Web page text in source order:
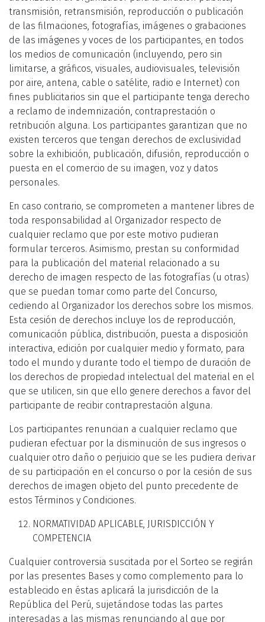
transmisión, retransmisión, reproducción o publicación
de las filmaciones, fotografías, imágenes o grabaciones
de las imágenes y voces de los participantes, en todos
los medios de comunicación (incluyendo, pero sin
limitarse, a gráficos, visuales, audiovisuales, televisión
por aire, antena, cable o satélite, radio e Internet) con
fines publicitarios sin que el participante tenga derecho
a reclamo de indemnización, contraprestación o
retribución alguna. Los participantes garantizan que no
existen terceros que tengan derechos de exclusividad
sobre la exhibición, publicación, difusión, reproducción o
puesta en el comercio de su imagen, voz y datos
personales.
En caso contrario, se comprometen a mantener libres de
toda responsabilidad al Organizador respecto de
cualquier reclamo que por este motivo pudieran
formular terceros. Asimismo, prestan su conformidad
para la publicación del material relacionado a su
derecho de imagen respecto de las fotografías (u otras)
que se puedan tomar como parte del Concurso,
cediendo al Organizador los derechos sobre los mismos.
Esta cesión de derechos incluye los de reproducción,
comunicación pública, distribución, puesta a disposición
interactiva, edición por cualquier medio y formato, para
todo el mundo y durante todo el tiempo de duración de
los derechos de propiedad intelectual del material en el
que se utilicen, sin que ello genere derechos a favor del
participante de recibir contraprestación alguna.
Los participantes renuncian a cualquier reclamo que
pudieran efectuar por la disminución de sus ingresos o
cualquier otro daño o perjuicio que se les pudiera derivar
de su participación en el concurso o por la cesión de sus
derechos de imagen objeto del punto precedente de
estos Términos y Condiciones.
NORMATIVIDAD APLICABLE, JURISDICCIÓN Y
COMPETENCIA
Cualquier controversia suscitada por el Sorteo se regirán
por las presentes Bases y como complemento para lo
establecido en éstas aplicará la jurisdicción de la
República del Perú, sujetándose todas las partes
interesadas a las mismas renunciando al que por